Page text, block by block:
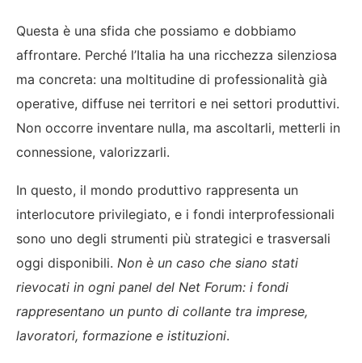
Questa è una sfida che possiamo e dobbiamo
affrontare. Perché l’Italia ha una ricchezza silenziosa
ma concreta: una moltitudine di professionalità già
operative, diffuse nei territori e nei settori produttivi.
Non occorre inventare nulla, ma ascoltarli, metterli in
connessione, valorizzarli.
In questo, il mondo produttivo rappresenta un
interlocutore privilegiato, e i fondi interprofessionali
sono uno degli strumenti più strategici e trasversali
oggi disponibili. Non è un caso che siano stati
rievocati in ogni panel del Net Forum: i fondi
rappresentano un punto di collante tra imprese,
lavoratori, formazione e istituzioni.